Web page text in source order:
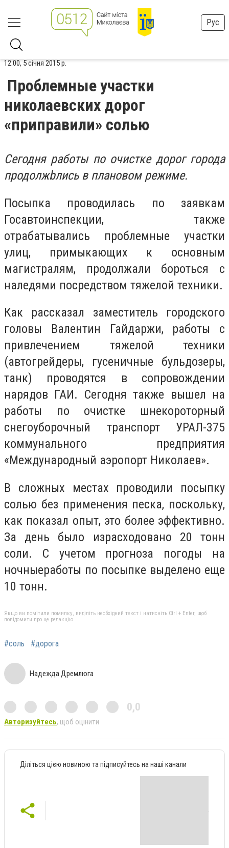
Рус
12:00, 5 січня 2015 р.
Проблемные участки
николаевских дорог
«приправили» солью
Сегодня работы по очистке дорог города
продолжbлись в плановом режиме.
Посыпка проводилась по заявкам
Госавтоинспекции, также
отрабатывались проблемные участки
улиц, примыкающих к основным
магистралям, продолжали бороться с
наледями посредством тяжелой техники.
Как рассказал заместитель городского
головы Валентин Гайдаржи, работы с
привлечением тяжелой техники
(автогрейдеры, гусеничные бульдозеры,
танк) проводятся в сопровождении
нарядов ГАИ. Сегодня также вышел на
работы по очистке шнекороторный
снегоуборочный транспорт УРАЛ-375
коммунального предприятия
«Международный аэропорт Николаев».
В сложных местах проводили посыпку
солью без применения песка, поскольку,
как показал опыт, это более эффективно.
За день было израсходовано 20 тонн
соли. С учетом прогноза погоды на
ночныеработы по посыпке выделено еще
10 тонн.
Якщо ви помітили помилку, виділіть необхідний текст і натисніть Ctrl + Enter, щоб
повідомити про це редакцію
#соль #дорога
Надежда Дремлюга
0,0
Авторизуйтесь, щоб оцінити
Діліться цією новиною та підписуйтесь на наші канали